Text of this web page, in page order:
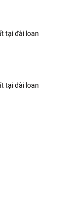
tại đài loan
tại đài loan